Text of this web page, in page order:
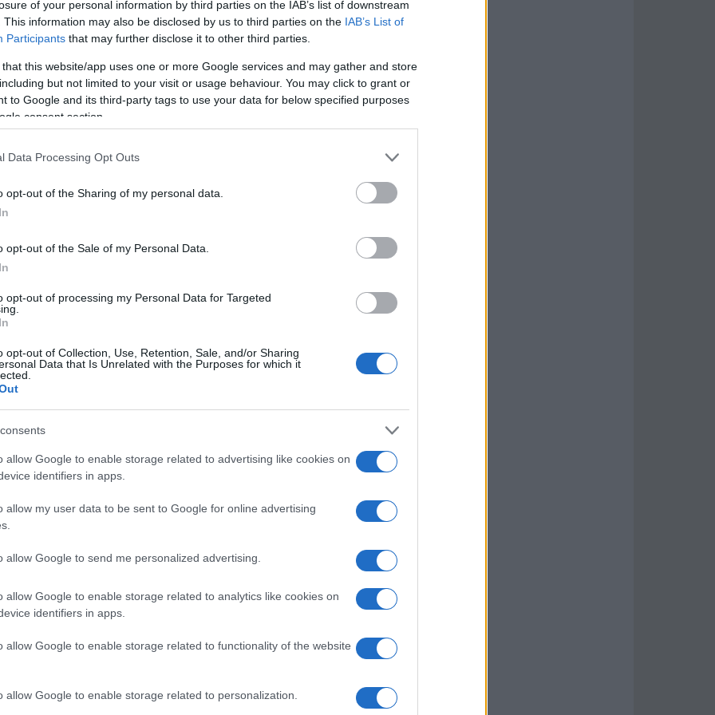
of your personal information by third parties on the IAB’s list of downstream
This information may also be disclosed by us to third parties on the IAB’s List of
Participants that may further disclose it to other third parties.
that this website/app uses one or more Google services and may gather and store
but not limited to your visit or usage behaviour. You may click to grant or
to Google and its third-party tags to use your data for below specified purposes
consent section.
Data Processing Opt Outs
opt-out of the Sharing of my personal data.
opt-out of the Sale of my Personal Data.
opt-out of processing my Personal Data for Targeted
opt-out of Collection, Use, Retention, Sale, and/or Sharing
Data that Is Unrelated with the Purposes for which it
allow Google to enable storage related to advertising like cookies on
identifiers in apps.
allow my user data to be sent to Google for online advertising
allow Google to send me personalized advertising.
allow Google to enable storage related to analytics like cookies on
identifiers in apps.
allow Google to enable storage related to functionality of the website
allow Google to enable storage related to personalization.
tensioni pregresse e sollevato
icontrolli d’identitàe il flusso di pubblico
a un rimprovero generico: il
in cui, secondo lui, le forze
durante una partita del club, e ha
nel controllo dei biglietti e delle
assume rilevanza anche per la
a rispondere sul ruolo organizzativo e
locali.
di scuse
Giannakopoulosha contestato la
all’ingresso, sostenendo che le autorità
persone senza effettuare i necessari